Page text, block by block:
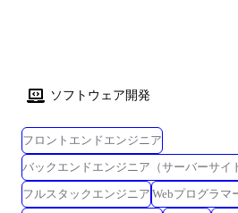
ソフトウェア開発
フロントエンドエンジニア
バックエンドエンジニア（サーバーサイ
フルスタックエンジニア Webプログラマ